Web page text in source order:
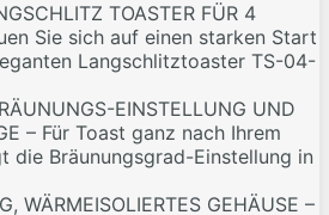
TOASTER FÜR 4
Sie sich auf einen starken Start
Langschlitztoaster TS-04-
EINSTELLUNG UND
– Für Toast ganz nach Ihrem
die Bräunungsgrad-Einstellung in
WÄRMEISOLIERTES GEHÄUSE –